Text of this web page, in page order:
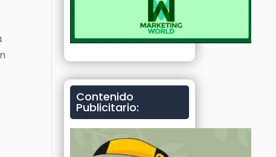
Contenido
Publicitario: